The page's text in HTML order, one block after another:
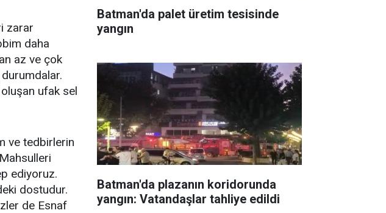
zarar
daha
az ve çok
oluşan ufak sel
ve tedbirlerin
ediyoruz.
dostudur.
de Esnaf
Batman'da palet üretim tesisinde
yangın
Batman'da plazanın koridorunda
yangın: Vatandaşlar tahliye edildi